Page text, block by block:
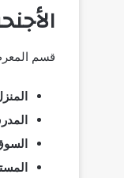
قسم